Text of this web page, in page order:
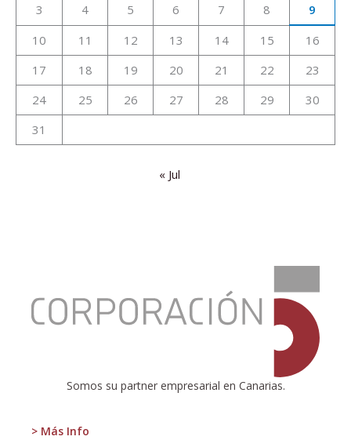
3
4 5 6 7 8
9
10
11 12 13 14 15
16
17
18 19 20 21 22
23
24
25 26 27 28 29
30
31
« Jul
Somos su partner empresarial en Canarias.
> Más Info
y
sus